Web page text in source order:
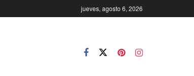
jueves, agosto 6, 2026